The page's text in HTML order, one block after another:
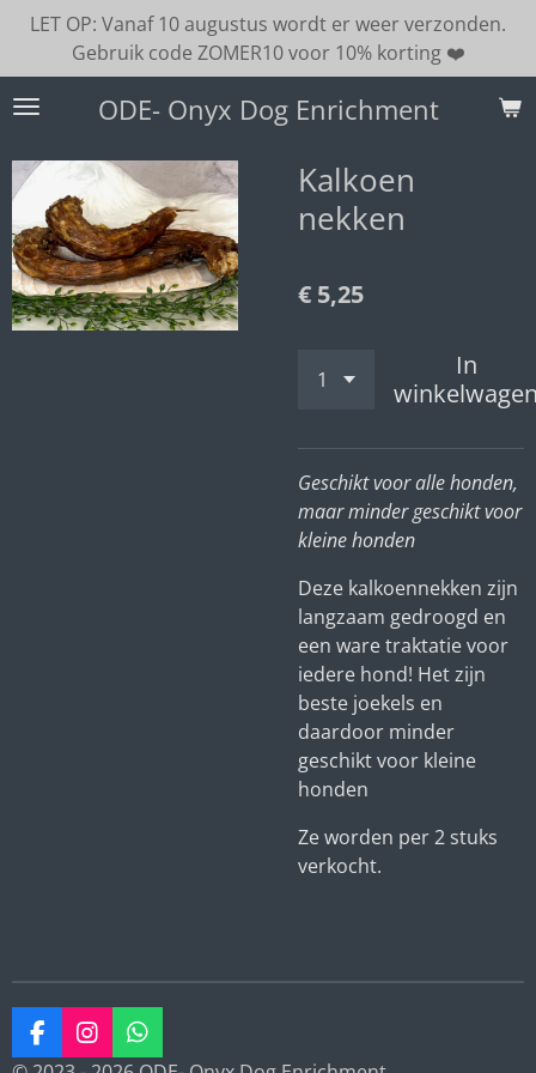
naar
de
ODE- Onyx Dog Enrichment
LET OP: Vanaf 10 augustus wordt er weer verzonden.
Gebruik code ZOMER10 voor 10% korting ❤️
Kalkoen
nekken
€ 5,25
In
Geschikt voor alle honden,
maar minder geschikt voor
kleine honden
Deze kalkoennekken zijn
langzaam gedroogd en
een ware traktatie voor
iedere hond! Het zijn
beste joekels en
daardoor minder
geschikt voor kleine
honden
Ze worden per 2 stuks
verkocht.
F
a
I
n
W
h